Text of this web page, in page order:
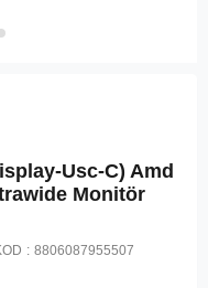
Usc-C) Amd
Monitör
: 8806087955507